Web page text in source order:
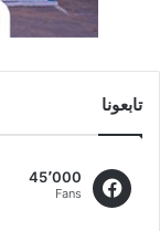
تابعونا
45٬000
Fans